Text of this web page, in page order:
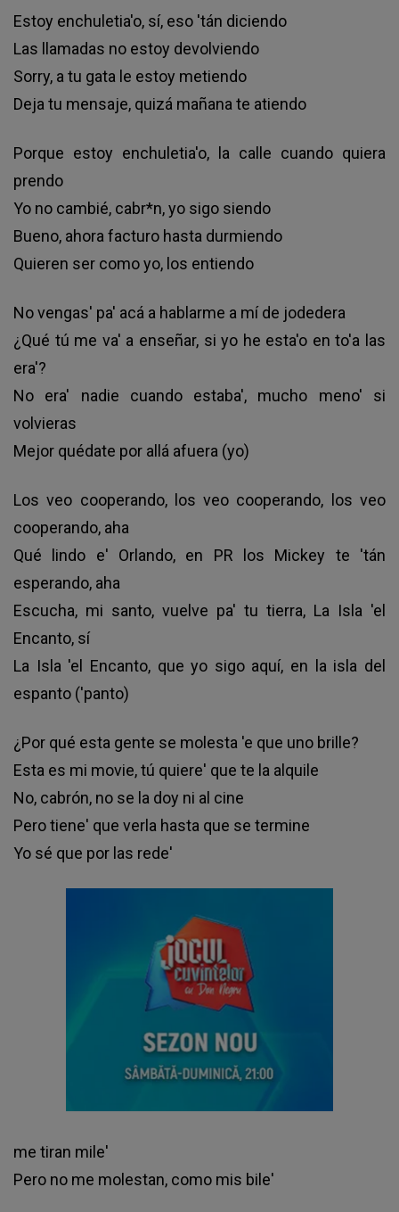
Estoy enchuletia'o, sí, eso 'tán diciendo
Las llamadas no estoy devolviendo
Sorry, a tu gata le estoy metiendo
Deja tu mensaje, quizá mañana te atiendo
Porque estoy enchuletia'o, la calle cuando quiera
prendo
Yo no cambié, cabr*n, yo sigo siendo
Bueno, ahora facturo hasta durmiendo
Quieren ser como yo, los entiendo
No vengas' pa' acá a hablarme a mí de jodedera
¿Qué tú me va' a enseñar, si yo he esta'o en to'a las
era'?
No era' nadie cuando estaba', mucho meno' si
volvieras
Mejor quédate por allá afuera (yo)
Los veo cooperando, los veo cooperando, los veo
cooperando, aha
Qué lindo e' Orlando, en PR los Mickey te 'tán
esperando, aha
Escucha, mi santo, vuelve pa' tu tierra, La Isla 'el
Encanto, sí
La Isla 'el Encanto, que yo sigo aquí, en la isla del
espanto ('panto)
¿Por qué esta gente se molesta 'e que uno brille?
Esta es mi movie, tú quiere' que te la alquile
No, cabrón, no se la doy ni al cine
Pero tiene' que verla hasta que se termine
Yo sé que por las rede'
me tiran mile'
Pero no me molestan, como mis bile'